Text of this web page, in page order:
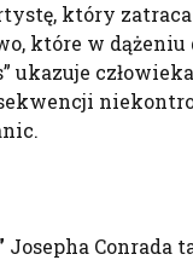
który
które w dążeniu
ukazuje człowieka
Josepha Conrada